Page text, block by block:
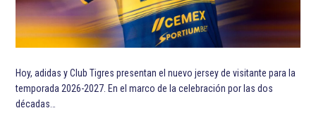
Hoy, adidas y Club Tigres presentan el nuevo jersey de visitante para la
temporada 2026-2027. En el marco de la celebración por las dos
décadas…